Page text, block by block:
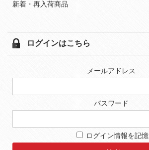
新着・再入荷商品
ログインはこちら
メールアドレス
パスワード
ログイン情報を記憶